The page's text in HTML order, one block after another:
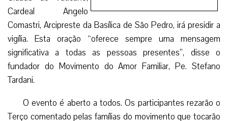
pessoas presentes”, disse o fundador do Movimento do
Amor Familiar, Pe. Stefano Tardani.
O evento é aberto a todos. Os participantes rezarão o
Terço comentado pelas famílias do movimento que tocarão
em alguns aspectos concretos da vida cotidiana como
Com informações Rádio Vaticano